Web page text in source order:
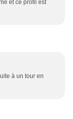
et ce profil est
à un tour en